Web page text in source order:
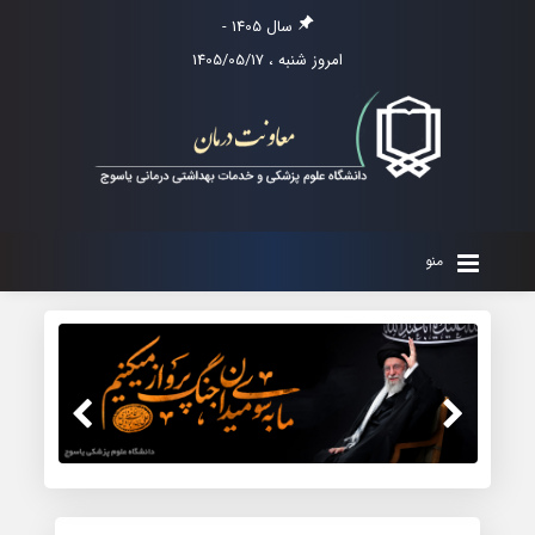
سال 1405 -
امروز شنبه ، 1405/05/17
منو